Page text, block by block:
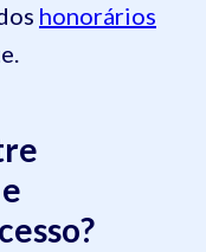
honorários